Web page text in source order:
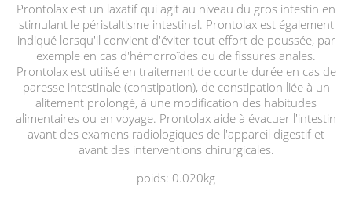
Prontolax est un laxatif qui agit au niveau du gros intestin en
stimulant le péristaltisme intestinal. Prontolax est également
indiqué lorsqu'il convient d'éviter tout effort de poussée, par
exemple en cas d'hémorroïdes ou de fissures anales.
Prontolax est utilisé en traitement de courte durée en cas de
paresse intestinale (constipation), de constipation liée à un
alitement prolongé, à une modification des habitudes
alimentaires ou en voyage. Prontolax aide à évacuer l'intestin
avant des examens radiologiques de l'appareil digestif et
avant des interventions chirurgicales.
poids: 0.020kg